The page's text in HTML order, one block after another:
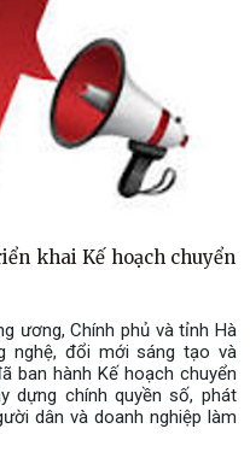
khai Kế hoạch chuyển
ương, Chính phủ và tỉnh Hà
nghệ, đổi mới sáng tạo và
ban hành Kế hoạch chuyển
dựng chính quyền số, phát
dân và doanh nghiệp làm